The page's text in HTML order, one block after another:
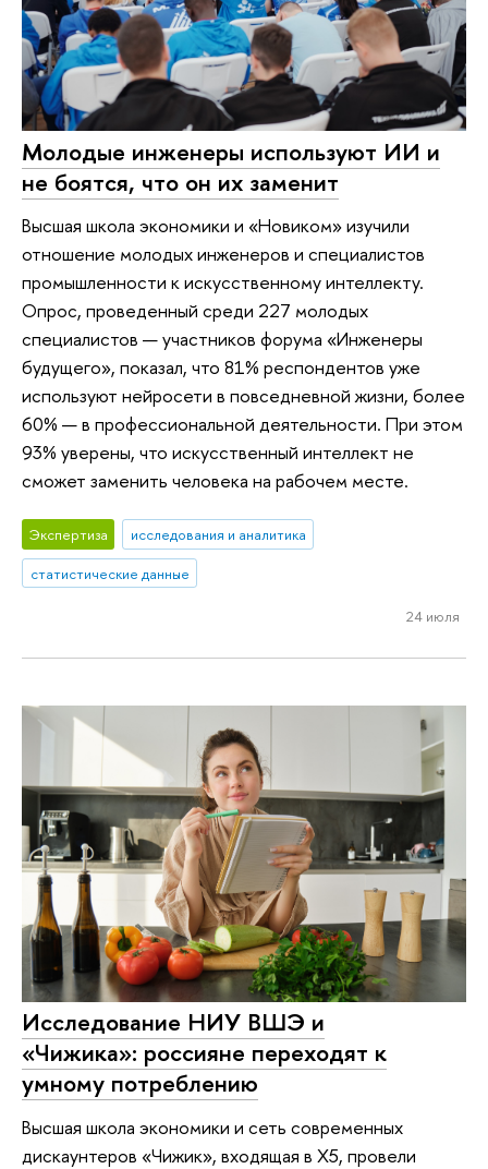
Молодые инженеры используют ИИ и
не боятся, что он их заменит
Высшая школа экономики и «Новиком» изучили
отношение молодых инженеров и специалистов
промышленности к искусственному интеллекту.
Опрос, проведенный среди 227 молодых
специалистов — участников форума «Инженеры
будущего», показал, что 81% респондентов уже
используют нейросети в повседневной жизни, более
60% — в профессиональной деятельности. При этом
93% уверены, что искусственный интеллект не
сможет заменить человека на рабочем месте.
Экспертиза
исследования и аналитика
статистические данные
24 июля
Исследование НИУ ВШЭ и
«Чижика»: россияне переходят к
умному потреблению
Высшая школа экономики и сеть современных
дискаунтеров «Чижик», входящая в X5, провели